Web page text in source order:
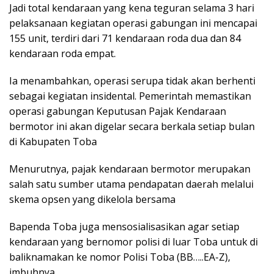
Jadi total kendaraan yang kena teguran selama 3 hari
pelaksanaan kegiatan operasi gabungan ini mencapai
155 unit, terdiri dari 71 kendaraan roda dua dan 84
kendaraan roda empat.
Ia menambahkan, operasi serupa tidak akan berhenti
sebagai kegiatan insidental. Pemerintah memastikan
operasi gabungan Keputusan Pajak Kendaraan
bermotor ini akan digelar secara berkala setiap bulan
di Kabupaten Toba
Menurutnya, pajak kendaraan bermotor merupakan
salah satu sumber utama pendapatan daerah melalui
skema opsen yang dikelola bersama
Bapenda Toba juga mensosialisasikan agar setiap
kendaraan yang bernomor polisi di luar Toba untuk di
baliknamakan ke nomor Polisi Toba (BB…..EA-Z),